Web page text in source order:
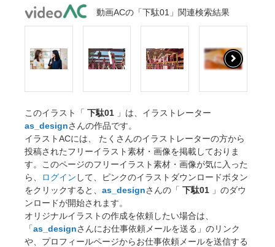
動画ACの「下駄01」関連検索結果
このイラスト「 下駄01 」は、イラストレーター
as_designさんの作品です。
イラストACには、 たくさんのイラストレーターの方から
投稿されたフリーイラスト素材・画像を掲載しておりま
す。このページのフリーイラスト素材・画像が気に入った
ら、
ログイン して、ピンクのイラストダウンロードボタン
をクリックすると、 as_designさんの「 下駄01 」のダウ
ンロードが開始されます。
オリジナルイラストの作成を依頼したい場合は、
「as_designさんにお仕事依頼メールを送る」のリンク
や、プロフィールページからお仕事依頼メールを送信する